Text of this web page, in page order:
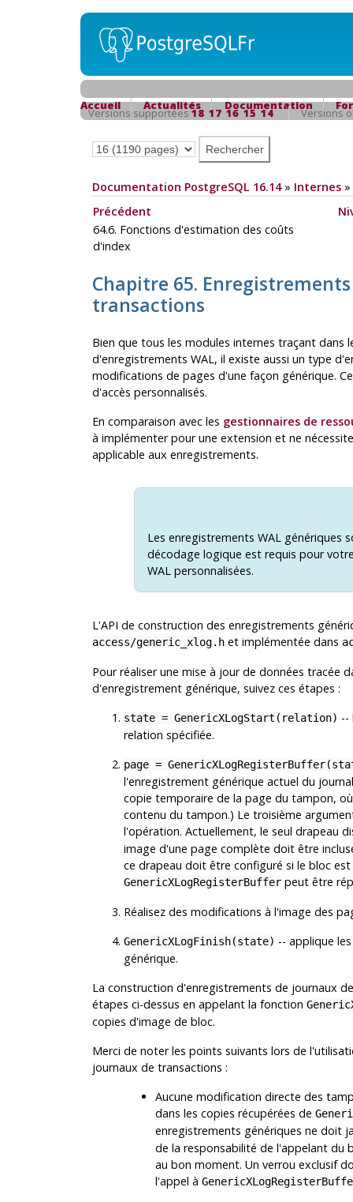
Accueil Actualités Documentation
Versions supportées18 17 16 15 14 Versions
Documentation PostgreSQL 16.14» Internes»
Précédent
64.6. Fonctions d'estimation des coûts
d'index
Chapitre 65.
transactions
Bien que tous les modules internes traçant
d'enregistrements WAL, il existe aussi un type
modifications de pages d'une façon générique.
d'accès personnalisés.
En comparaison avec les gestionnaires de
à implémenter pour une extension et ne
applicable aux enregistrements.
Les enregistrements WAL génériques
décodage logique est requis pour
WAL personnalisées.
L'API de construction des enregistrements
access/generic_xlog.het implémentée dans
Pour réaliser une mise à jour de données tracée
d'enregistrement générique, suivez ces étapes :
state = GenericXLogStart(relation) --
relation spécifiée.
page =
l'enregistrement générique actuel du
copie temporaire de la page du tampon,
contenu du tampon.) Le troisième
l'opération. Actuellement, le seul drapeau
image d'une page complète doit être
ce drapeau doit être configuré si le bloc
GenericXLogRegisterBufferpeut être
Réalisez des modifications à l'image des
GenericXLogFinish(state) -- applique
générique.
La construction d'enregistrements de journaux
étapes ci-dessus en appelant la fonction
copies d'image de bloc.
Merci de noter les points suivants lors de
journaux de transactions :
Aucune modification directe des
dans les copies récupérées de
enregistrements génériques ne doit
de la responsabilité de l'appelant du
au bon moment. Un verrou exclusif
l'appel à